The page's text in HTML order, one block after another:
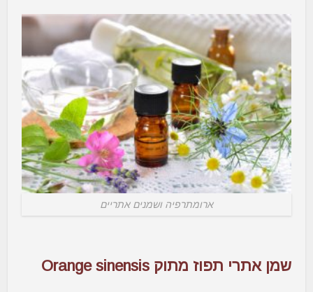
ארומתרפיה ושמנים אתריים
שמן אתרי תפוז מתוק Orange sinensis